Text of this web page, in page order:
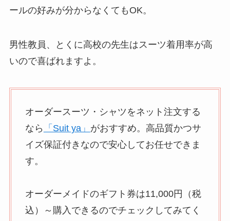
ールの好みが分からなくてもOK。
男性教員、とくに高校の先生はスーツ着用率が高
いので喜ばれますよ。
オーダースーツ・シャツをネット注文する
なら
「Suit ya」 がおすすめ。高品質かつサ
イズ保証付きなので安心してお任せできま
す。
オーダーメイドのギフト券は11,000円（税
込）～購入できるのでチェックしてみてく